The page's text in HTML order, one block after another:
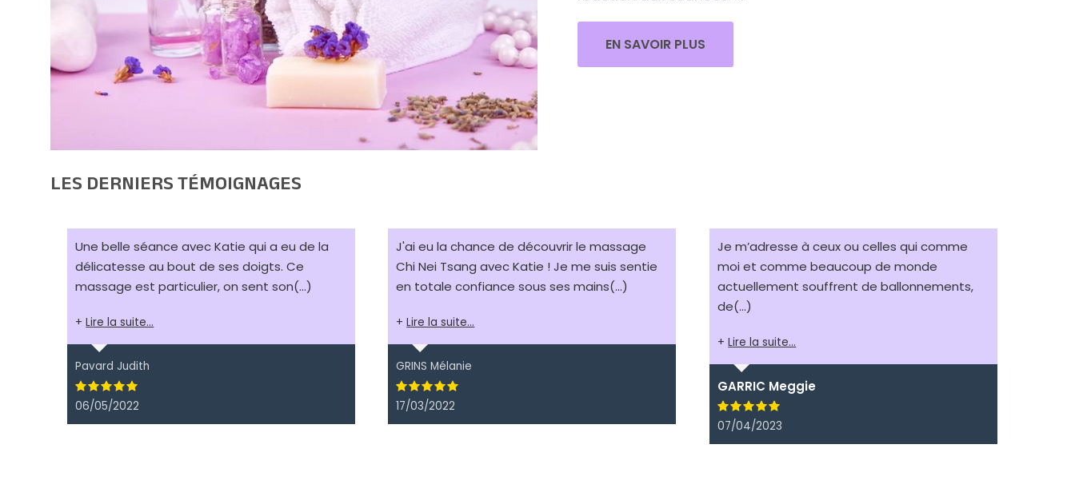
EN SAVOIR PLUS
LES DERNIERS TÉMOIGNAGES
Une belle séance avec Katie qui a eu de la
délicatesse au bout de ses doigts. Ce
massage est particulier, on sent son(...)
Lire la suite...
Pavard Judith
06/05/2022
J'ai eu la chance de découvrir le massage
Chi Nei Tsang avec Katie ! Je me suis sentie
en totale confiance sous ses mains(...)
Lire la suite...
GRINS Mélanie
17/03/2022
Je m’adresse à ceux ou celles qui comme
moi et comme beaucoup de monde
actuellement souffrent de ballonnements,
de(...)
Lire la suite...
GARRIC Meggie
07/04/2023